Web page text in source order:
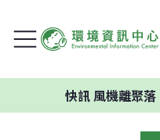
風機離聚落、學校